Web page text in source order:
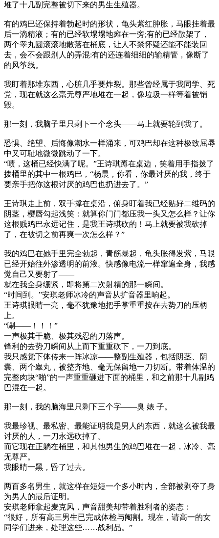
堆了十几副完整被切下来的男生生殖器。
有的鸡巴还保持着勃起时的形状，龟头紫红肿胀，马眼挂着最
后一滴精液；有的已经软塌塌地瘫在一旁;有的已经散架了，
两个睾丸圆滚滚地散落在桶底，让人不禁怀疑还能不能装回
去，会不会跟别人的弄混:有的还连着细细的输精管，像断了
的风筝线。
我盯着那堆东西，心脏几乎要炸裂。那些曾经属于我同学、死
党，现在就这么毫无尊严地堆在一起，像垃圾一样等着被销
毁。
那一刻，我脑子里只剩下一个念头——马上就要轮到我了。
恐惧、绝望、后悔像潮水一样涌来，可鸡巴却在这种极致屈辱
中又可耻地微微跳动了一下。
“啧，这桶已经快满了呢。”王诗琪蹲在桌边，笑着用手指拨了
拨桶里的其中一根鸡巴，“杨晨，你看，你最讨厌的我，终于
要亲手把你这根讨厌的鸡巴也扔进去了。”
王诗琪走上前，双手撑在桌沿，俯身盯着我已经贴好二维码的
阴茎，樱唇勾起浅笑：就算你门门都压我一头又怎么样？让你
这根贱鸡巴永远记住，是我王诗琪砍的！马上就要被我砍掉
了，在被切之前再爽一次怎么样？”
我的鸡巴在她手里完全勃起，青筋暴起，龟头胀得发紫，马眼
已经开始往外渗透明的前液。快感像电流一样窜遍全身，我感
觉自己又要射了——
就在我全身绷紧，即将第二次射精的那一瞬间。
“时间到。”安琪老师冰冷的声音从扩音器里响起。
王诗琪眼睛一亮，毫不犹豫地把手掌重重按在去势刀的压柄
上。
“唰——！！！”
一声极其干脆、极其残忍的刀落声。
锋利的去势刀瞬间从上而下重重砍下，一刀到底。
我只感觉下体传来一阵冰凉——整副生殖器，包括阴茎、阴
囊、两个睾丸，被整齐地、毫无保留地一刀切断。带着体温的
完整肉块“啪”的一声重重砸进下面的桶里，和之前那十几副鸡
巴混在一起。
那一刻，我的脑海里只剩下三个字——臭 婊 子。
我最珍视、最私密、最能证明我是男人的东西，就这么被我最
讨厌的人，一刀永远砍掉了。
而它现在正躺在桶里，和其他男生的鸡巴堆在一起，冰冷、毫
无尊严。
我眼睛一黑，昏了过去。
两百多名男生，就这样在短短一个多小时内，全部被剥夺了身
为男人的最后证明。
安琪老师拿起麦克风，声音甜美却带着胜利者的姿态：
“很好，所有高三男生已完成体检与阉割。现在，请高一的女
同学们进来，处理这些……战利品。”